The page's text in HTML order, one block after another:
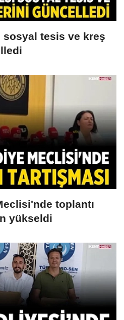
tesis ve kreş
toplantı
yükseldi